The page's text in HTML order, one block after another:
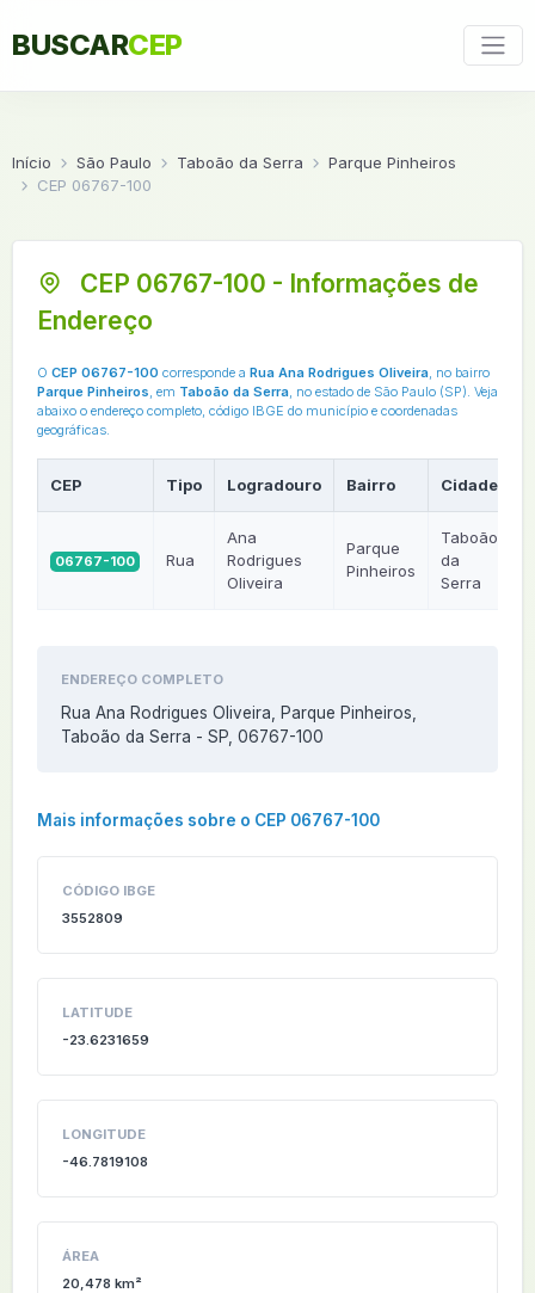
BUSCARCEP
Início São Paulo Taboão da Serra
Parque Pinheiros
CEP 06767-100
CEP 06767-100 - Informações de
Endereço
O CEP 06767-100 corresponde a Rua Ana Rodrigues Oliveira, no bairro
Parque Pinheiros, em Taboão da Serra, no estado de São Paulo (SP). Veja
abaixo o endereço completo, código IBGE do município e coordenadas
geográficas.
CEP Tipo Logradouro Bairro Cidade
06767-100 Rua
Ana
Rodrigues
Oliveira
Parque
Pinheiros
Taboão
da
Serra
ENDEREÇO COMPLETO
Rua Ana Rodrigues Oliveira, Parque Pinheiros,
Taboão da Serra - SP, 06767-100
Mais informações sobre o CEP 06767-100
CÓDIGO IBGE
3552809
LATITUDE
-23.6231659
LONGITUDE
-46.7819108
ÁREA
20,478 km²